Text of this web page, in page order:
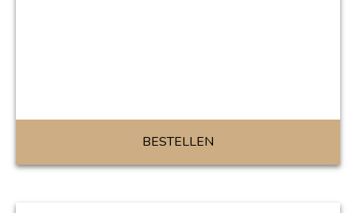
BESTELLEN